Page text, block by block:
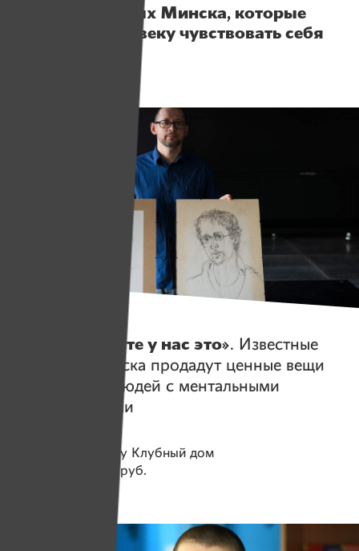
Шесть животных Минска, которые
помогают человеку чувствовать себя
«Просто купите у нас это». Известные
личности Минска продадут ценные вещи
в поддержку людей с ментальными
расстройствами
Помогаем проекту Клубный дом
113 611 руб.